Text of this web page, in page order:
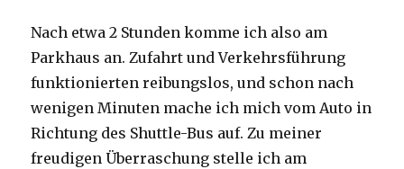
Nach etwa 2 Stunden komme ich also am
Parkhaus an. Zufahrt und Verkehrsführung
funktionierten reibungslos, und schon nach
wenigen Minuten mache ich mich vom Auto in
Richtung des Shuttle-Bus auf. Zu meiner
freudigen Überraschung stelle ich am